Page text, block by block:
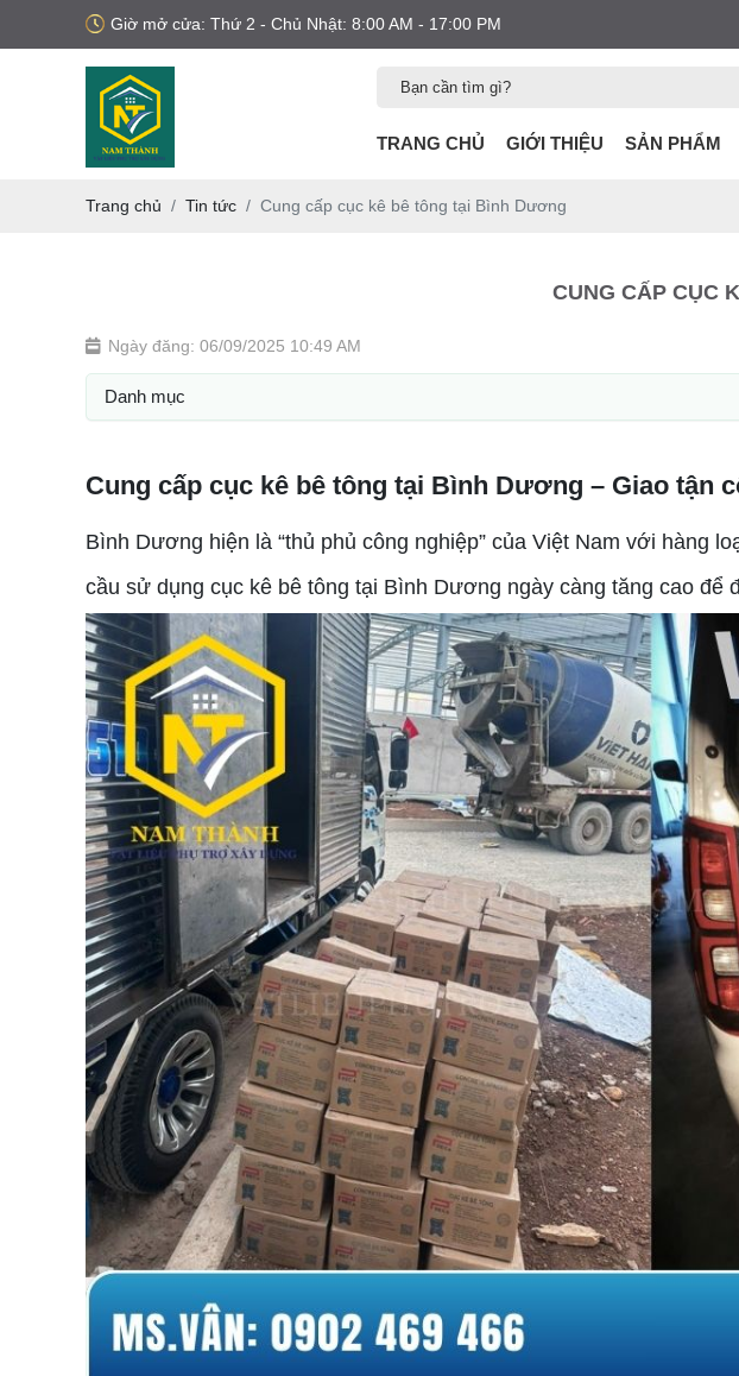
Giờ mở cửa: Thứ 2 - Chủ Nhật: 8:00 AM - 17:00 PM
TRANG CHỦ GIỚI THIỆU SẢN PHẨM
Trang chủ Tin tức Cung cấp cục kê bê tông tại Bình Dương
CUNG CẤP CỤC
Ngày đăng: 06/09/2025 10:49 AM
Danh mục
Cung cấp cục kê bê tông tại Bình Dương – Giao tận
Bình Dương hiện là “thủ phủ công nghiệp” của Việt Nam với hàng
cầu sử dụng cục kê bê tông tại Bình Dương ngày càng tăng cao